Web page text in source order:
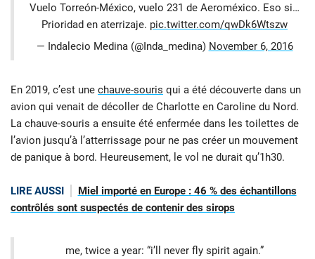
Vuelo Torreón-México, vuelo 231 de Aeroméxico. Eso si…
Prioridad en aterrizaje. pic.twitter.com/qwDk6Wtszw
— Indalecio Medina (@Inda_medina) November 6, 2016
En 2019, c’est une chauve-souris qui a été découverte dans un
avion qui venait de décoller de Charlotte en Caroline du Nord.
La chauve-souris a ensuite été enfermée dans les toilettes de
l’avion jusqu’à l’atterrissage pour ne pas créer un mouvement
de panique à bord. Heureusement, le vol ne durait qu’1h30.
LIRE AUSSI
Miel importé en Europe : 46 % des échantillons
contrôlés sont suspectés de contenir des sirops
me, twice a year: “i’ll never fly spirit again.”